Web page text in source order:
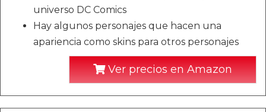
universo DC Comics
Hay algunos personajes que hacen una
apariencia como skins para otros personajes
Ver precios en Amazon